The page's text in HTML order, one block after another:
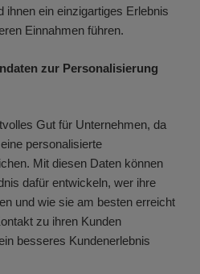
ihnen ein einzigartiges Erlebnis
Einnahmen führen.
zur Personalisierung
Gut für Unternehmen, da
personalisierte
Mit diesen Daten können
dafür entwickeln, wer ihre
und wie sie am besten erreicht
zu ihren Kunden
besseres Kundenerlebnis